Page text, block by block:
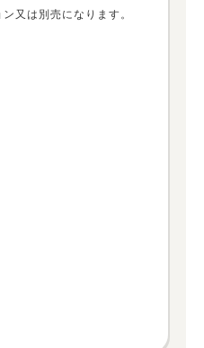
又は別売になります。